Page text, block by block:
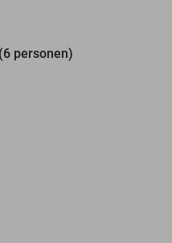
personen)